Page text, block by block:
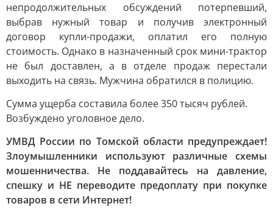
непродолжительных обсуждений потерпевший,
выбрав нужный товар и получив электронный
договор купли-продажи, оплатил его полную
стоимость. Однако в назначенный срок мини-трактор
не был доставлен, а в отделе продаж перестали
выходить на связь. Мужчина обратился в полицию.
Сумма ущерба составила более 350 тысяч рублей.
Возбуждено уголовное дело.
УМВД России по Томской области предупреждает!
Злоумышленники используют различные схемы
мошенничества. Не поддавайтесь на давление,
спешку и НЕ переводите предоплату при покупке
товаров в сети Интернет!